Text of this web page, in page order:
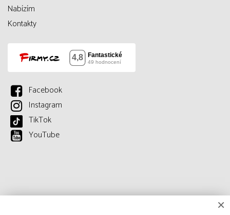
Nabízím
Kontakty
Facebook
Instagram
TikTok
YouTube
×